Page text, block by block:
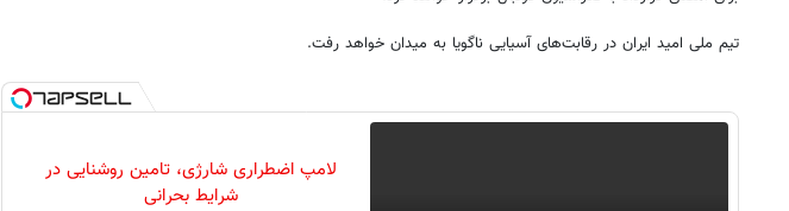
تیم ملی امید ایران در رقابت‌های آسیایی ناگویا به میدان خواهد رفت.
لامپ اضطراری شارژی، تامین روشنایی در
شرایط بحرانی